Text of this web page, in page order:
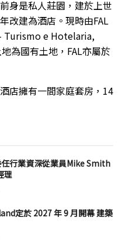
身是私人莊園，建於上世
改建為酒店。現時由FAL
Turismo e Hotelaria,
為國有土地，FAL亦屬於
店擁有一間家庭套房，14
行業資深從業員Mike Smith
理
定於 2027 年 9 月開幕 建築